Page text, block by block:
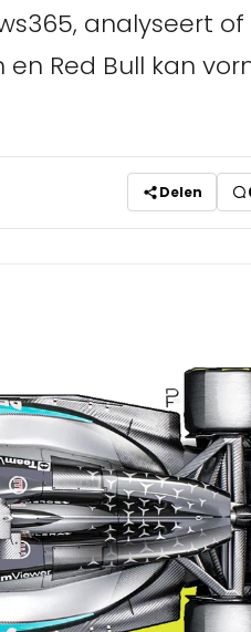
analyseert
Red Bull kan
Delen